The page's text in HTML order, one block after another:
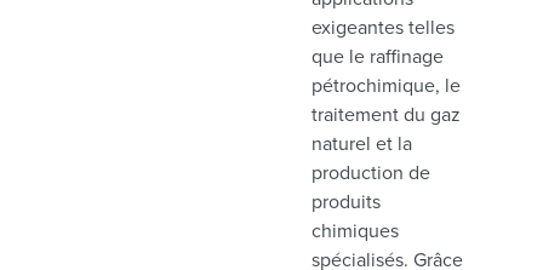
exigeantes telles
que le raffinage
pétrochimique, le
traitement du gaz
naturel et la
production de
produits
chimiques
spécialisés. Grâce